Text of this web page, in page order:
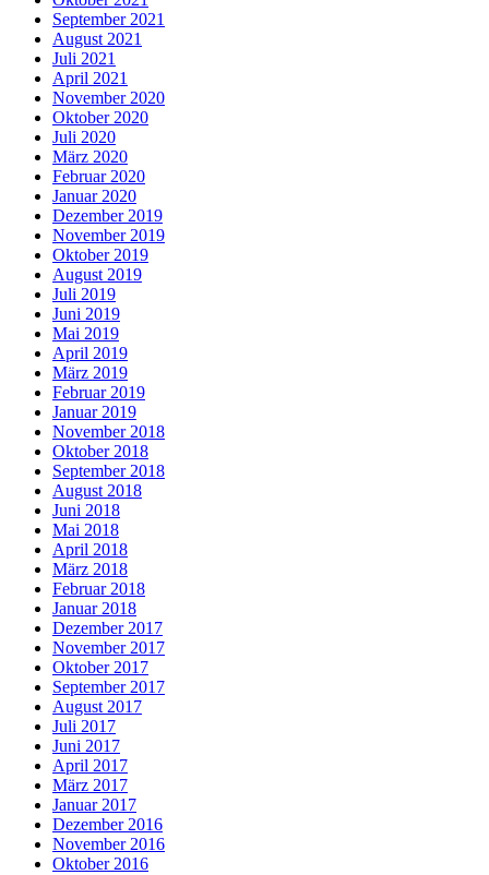
September 2021
August 2021
Juli 2021
April 2021
November 2020
Oktober 2020
Juli 2020
März 2020
Februar 2020
Januar 2020
Dezember 2019
November 2019
Oktober 2019
August 2019
Juli 2019
Juni 2019
Mai 2019
April 2019
März 2019
Februar 2019
Januar 2019
November 2018
Oktober 2018
September 2018
August 2018
Juni 2018
Mai 2018
April 2018
März 2018
Februar 2018
Januar 2018
Dezember 2017
November 2017
Oktober 2017
September 2017
August 2017
Juli 2017
Juni 2017
April 2017
März 2017
Januar 2017
Dezember 2016
November 2016
Oktober 2016